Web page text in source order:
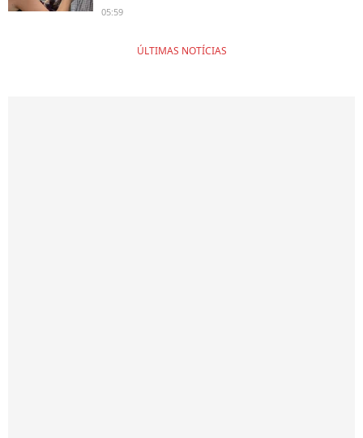
05:59
ÚLTIMAS NOTÍCIAS